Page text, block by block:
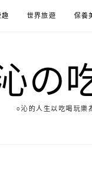
趣 世界旅遊 保養
の
○沁的人生以吃喝玩樂